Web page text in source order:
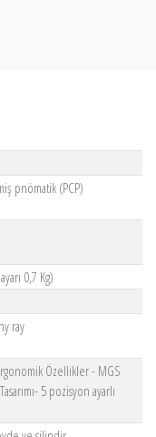
pnömatik (PCP)
0,7 Kg)
ray
Özellikler - MGS
5 pozisyon ayarlı